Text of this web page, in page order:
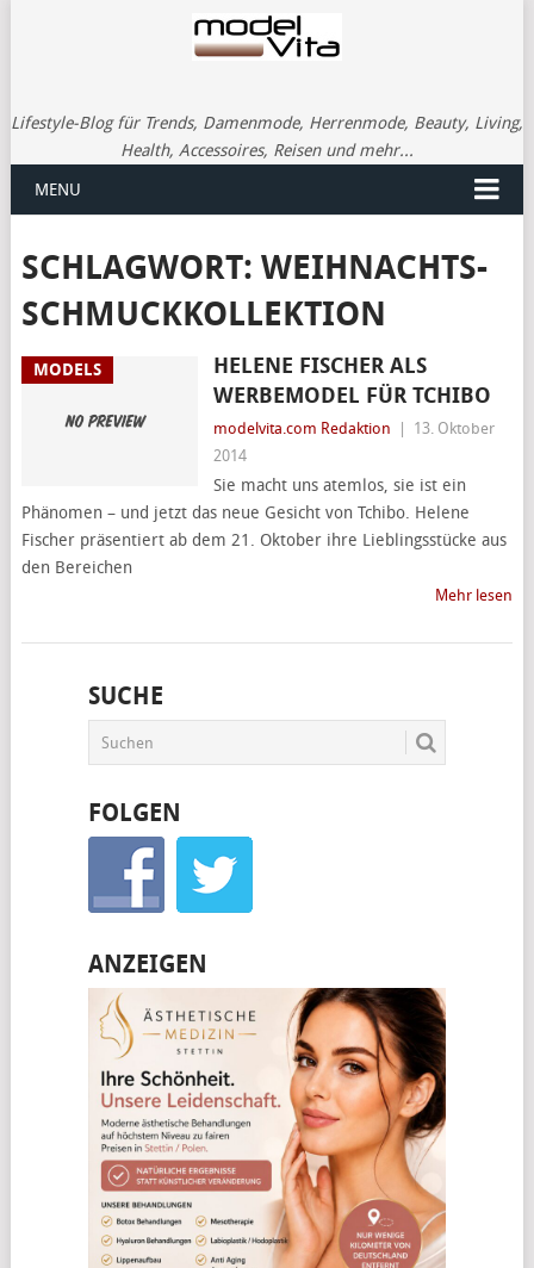
Lifestyle-Blog für Trends, Damenmode, Herrenmode, Beauty, Living,
Health, Accessoires, Reisen und mehr...
MENU
SCHLAGWORT: WEIHNACHTS-
SCHMUCKKOLLEKTION
MODELS
HELENE FISCHER ALS
WERBEMODEL FÜR TCHIBO
modelvita.com Redaktion
13. Oktober
2014
Sie macht uns atemlos, sie ist ein
Phänomen – und jetzt das neue Gesicht von Tchibo. Helene
Fischer präsentiert ab dem 21. Oktober ihre Lieblingsstücke aus
den Bereichen
Mehr lesen
SUCHE
FOLGEN
ANZEIGEN